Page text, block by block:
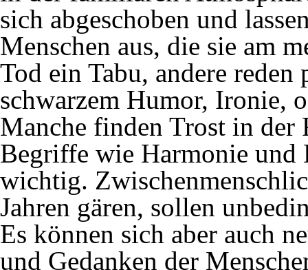
sich abgeschoben und
Menschen aus, die sie am
Tod ein Tabu, andere reden
schwarzem Humor, Ironie,
Manche finden Trost in der
Begriffe wie Harmonie
wichtig.
Jahren gären, sollen
Es können sich aber auch
und Gedanken der